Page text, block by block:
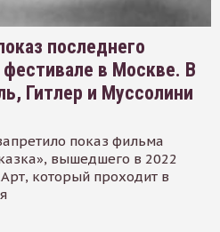
последнего
в Москве. В
Гитлер и Муссолини
показ фильма
вышедшего в 2022
который проходит в